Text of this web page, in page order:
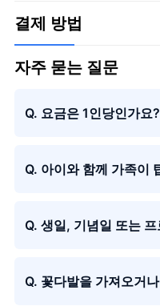
결제 방법
자주 묻는 질문
Q. 요금은 1인당인가요
Q. 아이와 함께 가족이
Q. 생일, 기념일 또는
Q. 꽃다발을 가져오거